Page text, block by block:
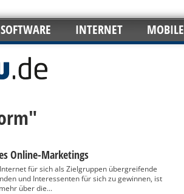
SOFTWARE INTERNET MOBILE
Online-Marketings
für sich als Zielgruppen übergreifende
und Interessenten für sich zu gewinnen, ist
über die...